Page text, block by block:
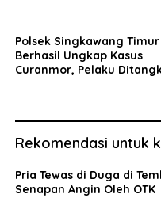
Polsek Singkawang Timur
Berhasil Ungkap Kasus
Curanmor, Pelaku
Rekomendasi untuk
Pria Tewas di Duga di
Senapan Angin Oleh OTK